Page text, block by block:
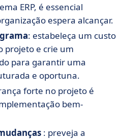
ERP, é essencial
espera alcançar.
: estabeleça um custo
projeto e crie um
para garantir uma
e oportuna.
forte no projeto é
bem-
: preveja a